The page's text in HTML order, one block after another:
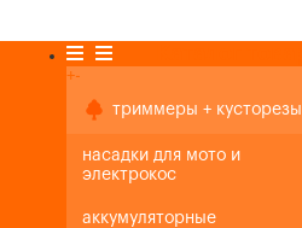
+-
триммеры + кусторезы
насадки для мото и
электрокос
аккумуляторные